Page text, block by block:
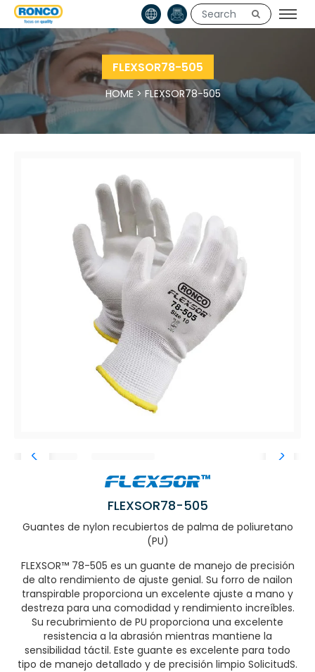
FLEXSOR78-505
HOME > FLEXSOR78-505
FLEXSOR78-505
Guantes de nylon recubiertos de palma de poliuretano
(PU)
FLEXSOR™ 78-505 es un guante de manejo de precisión
de alto rendimiento de ajuste genial. Su forro de nailon
transpirable proporciona un excelente ajuste a mano y
destreza para una comodidad y rendimiento increíbles.
Su recubrimiento de PU proporciona una excelente
resistencia a la abrasión mientras mantiene la
sensibilidad táctil. Este guante es excelente para todo
tipo de manejo detallado y de precisión limpio SolicitudS.